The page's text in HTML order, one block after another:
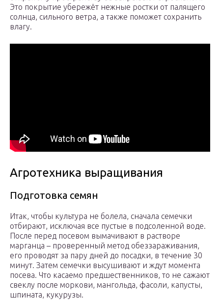
Это покрытие убережёт нежные ростки от палящего
солнца, сильного ветра, а также поможет сохранить
влагу.
Агротехника выращивания
Подготовка семян
Итак, чтобы культура не болела, сначала семечки
отбирают, исключая все пустые в подсоленной воде.
После перед посевом вымачивают в растворе
марганца – проверенный метод обеззараживания,
его проводят за пару дней до посадки, в течение 30
минут. Затем семечки высушивают и ждут момента
посева. Что касаемо предшественников, то не сажают
свеклу после моркови, мангольда, фасоли, капусты,
шпината, кукурузы.